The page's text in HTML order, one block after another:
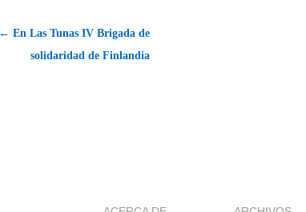
← En Las Tunas IV Brigada de
solidaridad de Finlandia